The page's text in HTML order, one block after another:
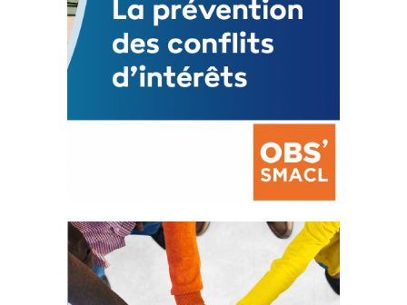
La prévention des conflits
d’intérêts
18 septembre 2023
FEUILLETER